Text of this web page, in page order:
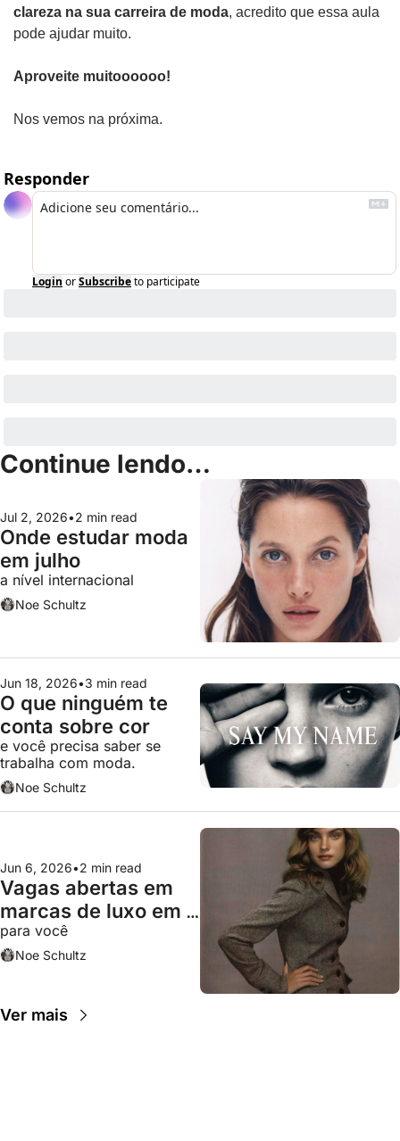
clareza na sua carreira de moda, acredito que essa aula
pode ajudar muito.
Aproveite muitoooooo!
Nos vemos na próxima.
Responder
Login orSubscribeto participate
Continue lendo…
Jul 2, 2026•2 min read
Onde estudar moda
em julho
a nível internacional
Noe Schultz
Jun 18, 2026•3 min read
O que ninguém te
conta sobre cor
e você precisa saber se
trabalha com moda.
Noe Schultz
Jun 6, 2026•2 min read
Vagas abertas em
marcas de luxo em
junho
para você
Noe Schultz
Ver mais